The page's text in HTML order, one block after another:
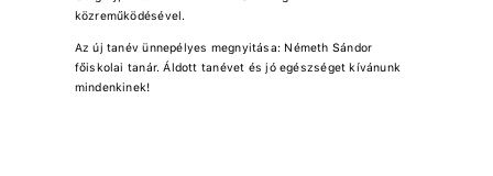
közreműködésével.
Az új tanév ünnepélyes megnyitása: Németh Sándor
főiskolai tanár. Áldott tanévet és jó egészséget kívánunk
mindenkinek!